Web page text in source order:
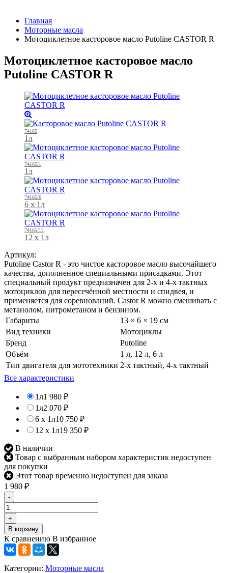
Главная
Моторные масла
Мотоциклетное касторовое масло Putoline CASTOR R
Мотоциклетное касторовое масло
Putoline CASTOR R
74165
1л
74165/1
1л
74165/6
6 х 1л
74165/12
12 х 1л
Артикул:
Putoline Castor R - это чистое касторовое масло высочайшего
качества, дополненное специальными присадками. Этот
специальный продукт предназначен для 2-х и 4-х тактных
мотоциклов для пересечённой местности и спидвея, и
применяется для соревнований. Castor R можно смешивать с
метанолом, нитрометаном и бензином.
Габариты
13 × 6 × 19 см
Вид техники
Мотоциклы
Бренд
Putoline
Объём
1 л, 12 л, 6 л
Тип двигателя для мототехники 2-х тактный, 4-х тактный
Все характеристики
1л1 980 ₽
1л2 070 ₽
6 х 1л10 750 ₽
12 х 1л19 350 ₽
В наличии
Товар с выбранным набором характеристик недоступен
для покупки
Этот товар временно недоступен для заказа
1 980 ₽
-
+
В корзину
К сравнению В избранное
Категории: Моторные масла